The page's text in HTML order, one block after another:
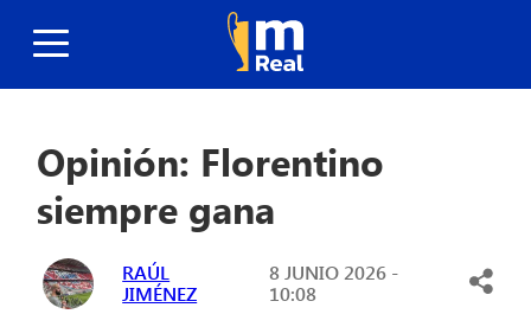
Opinión: Florentino
siempre gana
RAÚL
JIMÉNEZ
8 JUNIO 2026 -
10:08